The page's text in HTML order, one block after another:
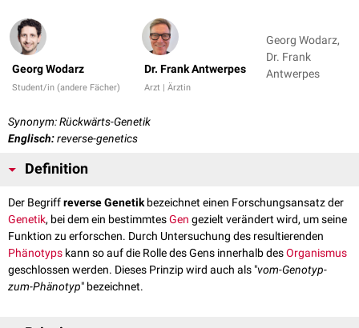
Georg Wodarz
Student/in (andere Fächer)
Dr. Frank Antwerpes
Arzt | Ärztin
Georg Wodarz,
Dr. Frank
Antwerpes
Synonym: Rückwärts-Genetik
Englisch:reverse-genetics
Definition
Der Begriffreverse Genetikbezeichnet einen Forschungsansatz der
Genetik, bei dem ein bestimmtesGen gezielt verändert wird, um seine
Funktion zu erforschen. Durch Untersuchung des resultierenden
Phänotyps kann so auf die Rolle des Gens innerhalb desOrganismus
geschlossen werden. Dieses Prinzip wird auch als "vom-Genotyp-
zum-Phänotyp" bezeichnet.